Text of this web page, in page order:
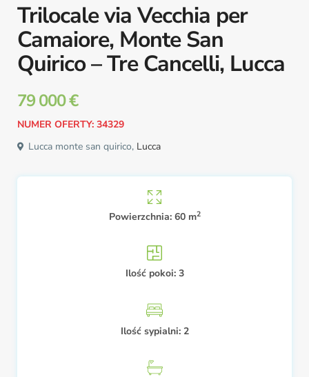
Trilocale via Vecchia per
Camaiore, Monte San
Quirico – Tre Cancelli, Lucca
79 000 €
NUMER OFERTY: 34329
Lucca monte san quirico, Lucca
Powierzchnia: 60 m2
Ilość pokoi: 3
Ilość sypialni: 2